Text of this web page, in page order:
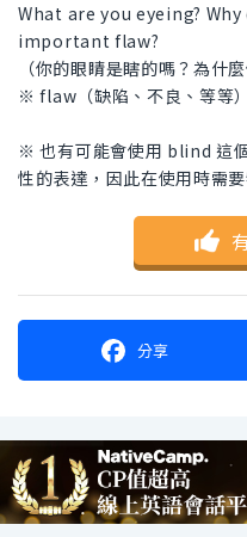
What are you eyeing?
important flaw?
（你的眼睛是瞎的嗎？為什
※ flaw（缺陷、不良、等等）
※ 也有可能會使用 blind 這
性的表達，因此在使用時需要
分享